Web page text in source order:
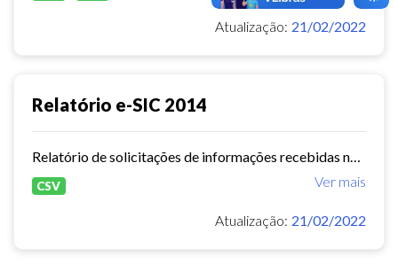
Atualização: 21/02/2022
Relatório e-SIC 2014
Ver mais
CSV
Atualização: 21/02/2022